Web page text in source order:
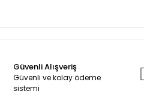
Güvenli Alışveriş
Güvenli ve kolay ödeme
sistemi